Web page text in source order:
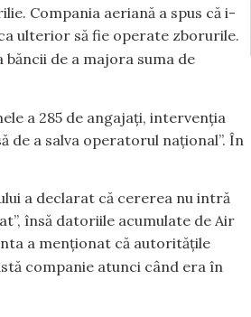
Compania aeriană a spus că i-
ulterior să fie operate zborurile.
băncii de a majora suma de
a 285 de angajați, intervenția
de a salva operatorul național”. În
a declarat că cererea nu intră
însă datoriile acumulate de Air
a menționat că autoritățile
companie atunci când era în